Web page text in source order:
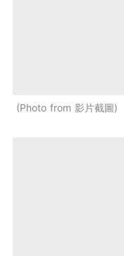
Photo from 影片截圖